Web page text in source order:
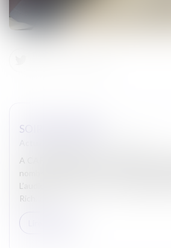
SOIRÉE THÉÂTRE
A CARCASSONNE, au Théâtre Jean-
nombreux Avocats ont assisté à la
L’audience est ouverte ». Un grand
Rich...